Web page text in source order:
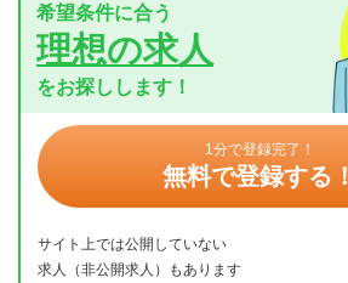
希望条件に合う
理想の求人
をお探しします！
1分で登録完了！
無料で登録する！
サイト上では公開していない
求人（非公開求人）もあります